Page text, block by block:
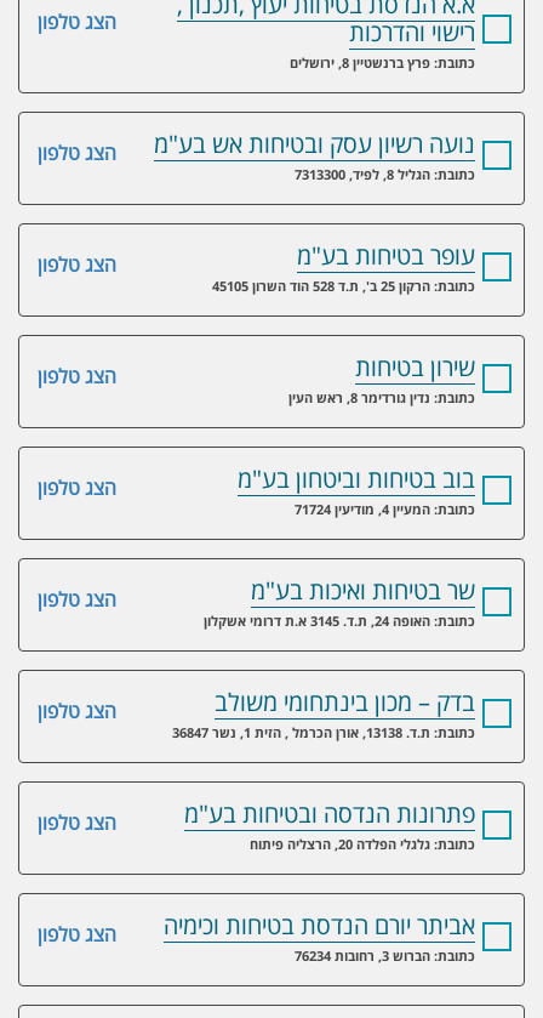
הצג טלפון
רישוי והדרכות
כתובת: פרץ ברנשטיין 8, ירושלים
הצג טלפון נועה רשיון עסק ובטיחות אש בע"מ
כתובת: הגליל 8, לפיד, 7313300
הצג טלפון עופר בטיחות בע"מ
כתובת: הרקון 25 ב', ת.ד 528 הוד השרון 45105
הצג טלפון שירון בטיחות
כתובת: נדין גורדימר 8, ראש העין
הצג טלפון בוב בטיחות וביטחון בע"מ
כתובת: המעיין 4, מודיעין 71724
הצג טלפון שר בטיחות ואיכות בע"מ
כתובת: האופה 24, ת.ד. 3145 א.ת דרומי אשקלון
הצג טלפון בדק – מכון בינתחומי משולב
כתובת: ת.ד. 13138, אורן הכרמל , הזית 1, נשר 36847
הצג טלפון פתרונות הנדסה ובטיחות בע"מ
כתובת: גלגלי הפלדה 20, הרצליה פיתוח
הצג טלפון אביתר יורם הנדסת בטיחות וכימיה
כתובת: הברוש 3, רחובות 76234